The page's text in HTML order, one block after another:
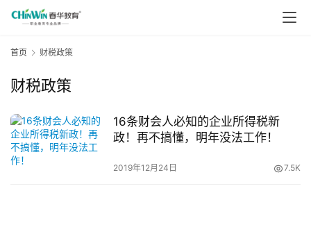
首页 财税政策
财税政策
16条财会人必知的企业所得税新
政！再不搞懂，明年没法工作！
2019年12月24日 7.5K